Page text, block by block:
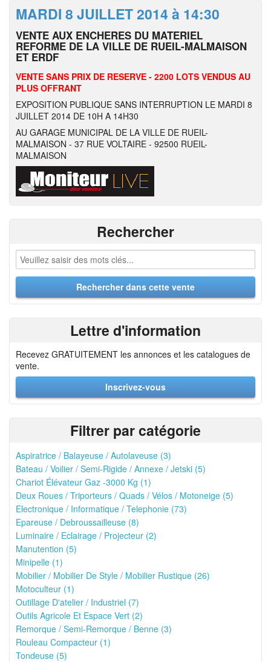
MARDI 8 JUILLET 2014 à 14:30
VENTE AUX ENCHERES DU MATERIEL
REFORME DE LA VILLE DE RUEIL-MALMAISON
ET ERDF
VENTE SANS PRIX DE RESERVE - 2200 LOTS VENDUS AU
PLUS OFFRANT
EXPOSITION PUBLIQUE SANS INTERRUPTION LE MARDI 8
JUILLET 2014 DE 10H A 14H30
AU GARAGE MUNICIPAL DE LA VILLE DE RUEIL-
MALMAISON - 37 RUE VOLTAIRE - 92500 RUEIL-
MALMAISON
Rechercher
Lettre d'information
Recevez GRATUITEMENT les annonces et les catalogues de
vente.
Inscrivez-vous
Filtrer par catégorie
Aspiratrice / Balayeuse / Autolaveuse (3)
Bateau / Voilier / Semi-Rigide / Annexe / Jetski (5)
Chariot Élévateur Gaz -3000 Kg (1)
Deux Roues / Triporteurs / Quads / Vélos / Motoneige (5)
Electronique / Informatique / Telephonie (73)
Epareuse / Debroussailleuse (8)
Luminaire / Eclairage / Projecteur (2)
Manutention (5)
Minipelle (1)
Mobilier / Mobilier De Style / Mobilier Rustique (26)
Motoculteur (1)
Outillage D'atelier / Industriel (7)
Outils Agricole Et Espace Vert (2)
Remorque / Semi-Remorque / Benne (3)
Rouleau Compacteur (1)
Tondeuse (5)